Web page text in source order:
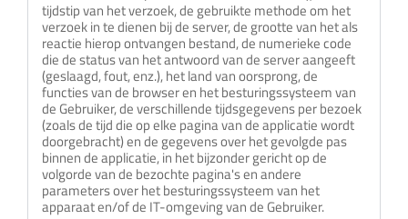
tijdstip van het verzoek, de gebruikte methode om het
verzoek in te dienen bij de server, de grootte van het als
reactie hierop ontvangen bestand, de numerieke code
die de status van het antwoord van de server aangeeft
(geslaagd, fout, enz.), het land van oorsprong, de
functies van de browser en het besturingssysteem van
de Gebruiker, de verschillende tijdsgegevens per bezoek
(zoals de tijd die op elke pagina van de applicatie wordt
doorgebracht) en de gegevens over het gevolgde pas
binnen de applicatie, in het bijzonder gericht op de
volgorde van de bezochte pagina's en andere
parameters over het besturingssysteem van het
apparaat en/of de IT-omgeving van de Gebruiker.